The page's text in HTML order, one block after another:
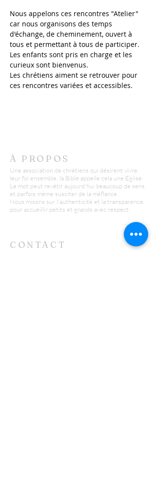
Nous appelons ces rencontres "Atelier"
car nous organisons des temps
d'échange, de cheminement, ouvert à
tous et permettant à tous de participer.
Les enfants sont pris en charge et les
curieux sont bienvenus.
Les chrétiens aiment se retrouver pour
ces rencontres variées et accessibles.
À PROPOS
Une association de chrétiens qui désirent vivre
leur foi ensemble, la Bible appelle cela une Eglise.
Le mot peut revêtir aujourd'hui beaucoup de sens
et parfois même susciter de la méfiance.
Nous misons sur l'authenticité et la transparence
pour accueillir petits et grands avec respect.
CONTACT